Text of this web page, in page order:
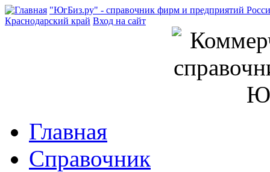
"ЮгБиз.ру" - справочник фирм и предприятий
Краснодарский край Вход на сайт
Главная
Справочник